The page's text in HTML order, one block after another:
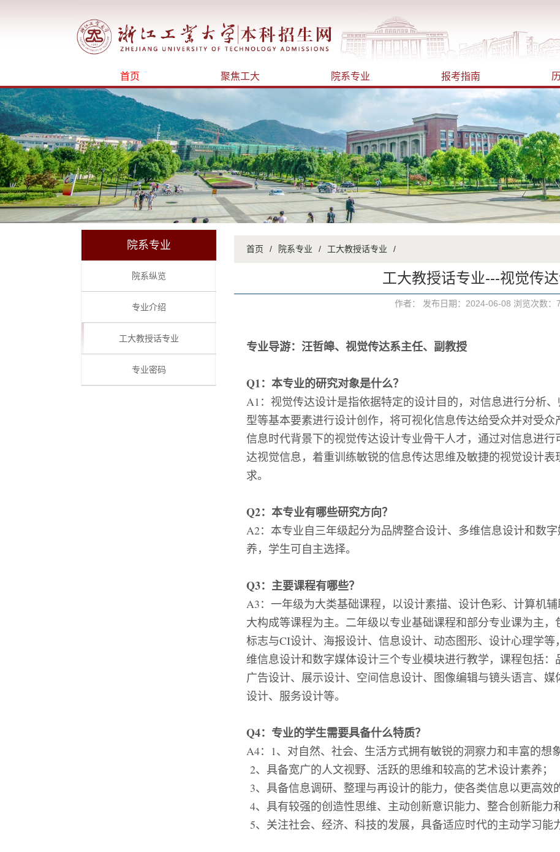
首页 聚焦工大 院系专业 报考指南
院系专业
院系纵览
专业介绍
工大教授话专业
专业密码
首页 / 院系专业 / 工大教授话专业 /
工大教授话专业---视觉传
作者： 发布日期：2024-06-08 浏览次数：
专业导游：汪哲皞、视觉传达系主任、副教授
Q1：本专业的研究对象是什么？
A1 ：视觉传达设计是指依据特定的设计目的，对信息进行分析
型等基本要素进行设计创作，将可视化信息传达给受众并对受
信息时代背景下的视觉传达设计专业骨干人才，通过对信息进
达视觉信息，着重训练敏锐的信息传达思维及敏捷的视觉设计
求。
Q2：本专业有哪些研究方向？
A2：本专业自三年级起分为品牌整合设计、多维信息设计和数
养，学生可自主选择。
Q3：主要课程有哪些？
A3：一年级为大类基础课程，以设计素描、设计色彩、计算机
大构成等课程为主。二年级以专业基础课程和部分专业课为主，
标志与CI设计、海报设计、信息设计、动态图形、设计心理学
维信息设计和数字媒体设计三个专业模块进行教学，课程包括：
广告设计、展示设计、空间信息设计、图像编辑与镜头语言、
设计、服务设计等。
Q4：专业的学生需要具备什么特质？
A4： 1、对自然、社会、生活方式拥有敏锐的洞察力和丰富的想象
2、具备宽广的人文视野、活跃的思维和较高的艺术设计素养；
3、具备信息调研、整理与再设计的能力，使各类信息以更高效
4、具有较强的创造性思维、主动创新意识能力、整合创新能力
5、关注社会、经济、科技的发展，具备适应时代的主动学习能